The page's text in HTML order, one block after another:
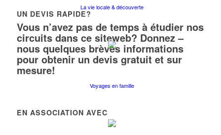
La vie locale & découverte
Voyages en famille
UN DEVIS RAPIDE?
Vous n’avez pas de temps à étudier nos
circuits dans ce siteweb? Donnez –
nous quelques brèves informations
pour obtenir un devis gratuit et sur
mesure!
EN ASSOCIATION AVEC